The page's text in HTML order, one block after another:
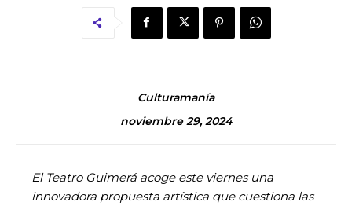
Culturamanía
noviembre 29, 2024
El Teatro Guimerá acoge este viernes una
innovadora propuesta artística que cuestiona las